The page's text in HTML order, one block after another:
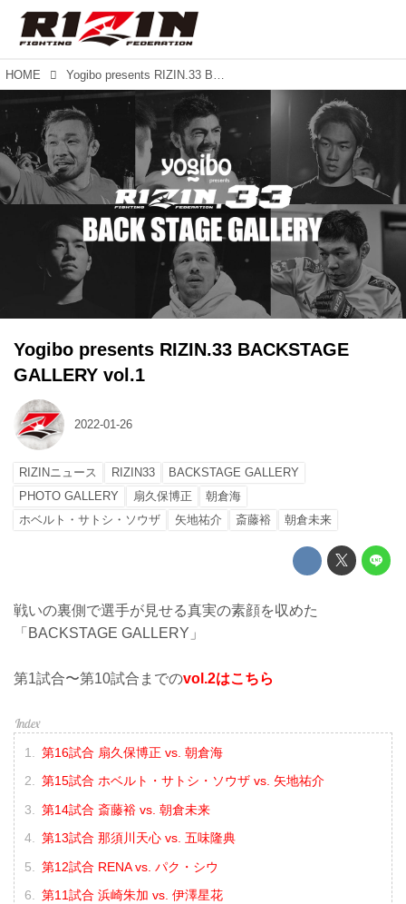
HOME Yogibo presents RIZIN.33 BACKSTAGE GALLERY vol.1
Yogibo presents RIZIN.33 BACKSTAGE
GALLERY vol.1
2022-01-26
RIZINニュース RIZIN33
BACKSTAGE GALLERY
PHOTO GALLERY
扇久保博正
朝倉海
ホベルト・サトシ・ソウザ
矢地祐介 斎藤裕 朝倉未来
戦いの裏側で選手が見せる真実の素顔を収めた
「BACKSTAGE GALLERY」
第1試合〜第10試合までのvol.2はこちら
第16試合 扇久保博正 vs. 朝倉海
第15試合 ホベルト・サトシ・ソウザ vs. 矢地祐介
第14試合 斎藤裕 vs. 朝倉未来
第13試合 那須川天心 vs. 五味隆典
第12試合 RENA vs. パク・シウ
第11試合 浜崎朱加 vs. 伊澤星花